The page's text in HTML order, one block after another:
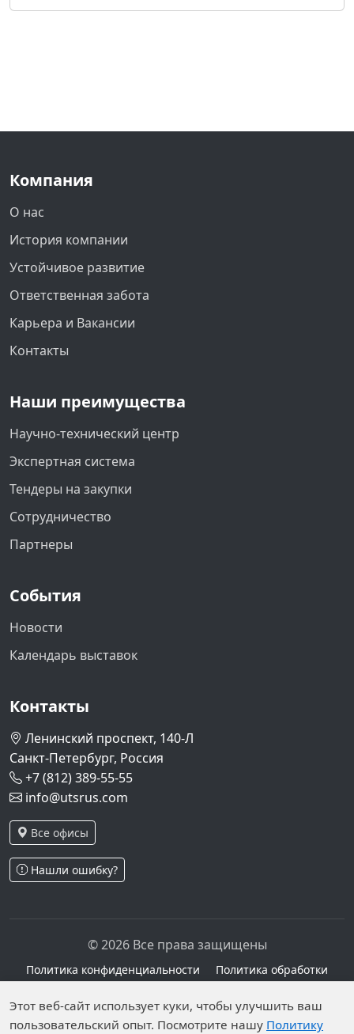
Компания
О нас
История компании
Устойчивое развитие
Ответственная забота
Карьера и Вакансии
Контакты
Наши преимущества
Научно-технический центр
Экспертная система
Тендеры на закупки
Сотрудничество
Партнеры
События
Новости
Календарь выставок
Контакты
Ленинский проспект, 140-Л
Санкт-Петербург, Россия
+7 (812) 389-55-55
info@utsrus.com
Все офисы
Нашли ошибку?
© 2026 Все права защищены
Политика конфиденциальности
Политика обработки
персональных данных
Персональные данные опубликованы на сайте при
наличии правовых оснований в соответствии с ч.1
Этот веб-сайт использует куки, чтобы улучшить ваш
пользовательский опыт. Посмотрите нашу Политику